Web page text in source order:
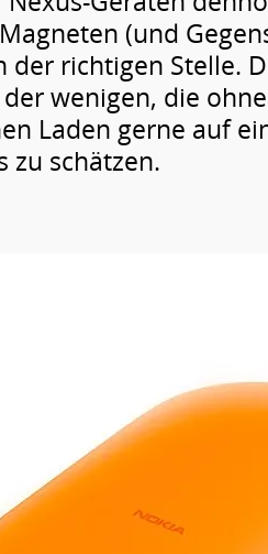
(und
der richtigen Stelle.
wenigen, die
Laden gerne auf
zu schätzen.